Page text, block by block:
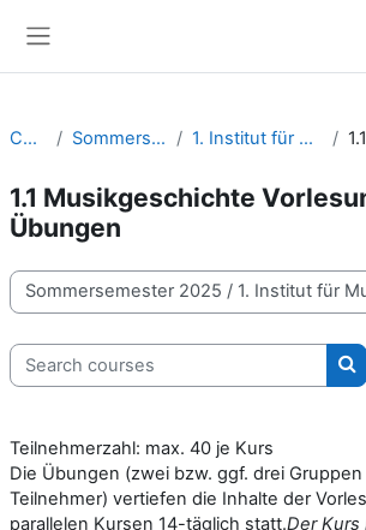
Courses Sommersemester 2025 1. Institut für Musikwissenschaft
1.1 Musikgeschichte
Übungen
Course categories
Search courses
Teilnehmerzahl: max. 40 je Kurs
Die Übungen (zwei bzw. ggf. drei
Teilnehmer) vertiefen die Inhalte der
parallelen Kursen 14-täglich statt.Der Kurs